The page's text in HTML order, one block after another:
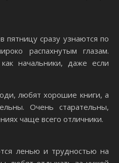
сразу узнаются по
распахнутым глазам.
начальники, даже если
любят хорошие книги, а
Очень старательны,
чаще всего отличники.
ленью и трудностью на